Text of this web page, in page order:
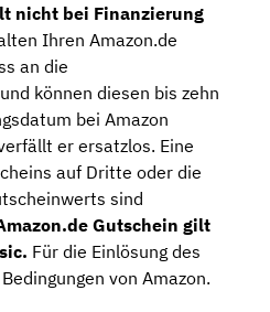
nicht bei Finanzierung
Ihren Amazon.de
an die
können diesen bis zehn
bei Amazon
er ersatzlos. Eine
auf Dritte oder die
sind
Gutschein gilt
Für die Einlösung des
von Amazon.